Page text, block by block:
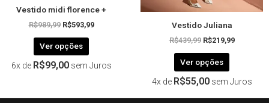
Vestido midi florence +
R$989,99 R$593,99
Ver opções
do
produto
6x de R$99,00 sem Juros
Vestido Juliana
R$439,99 R$219,99
Ver opções
do
produto
4x de R$55,00 sem Juros